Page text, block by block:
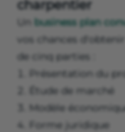
charpentier
Un business plan
vos chances
de cinq parties :
Présentation du
Étude de marché
Modèle
Forme juridique